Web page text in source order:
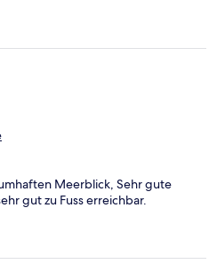
Meerblick, Sehr gute
gut zu Fuss erreichbar.